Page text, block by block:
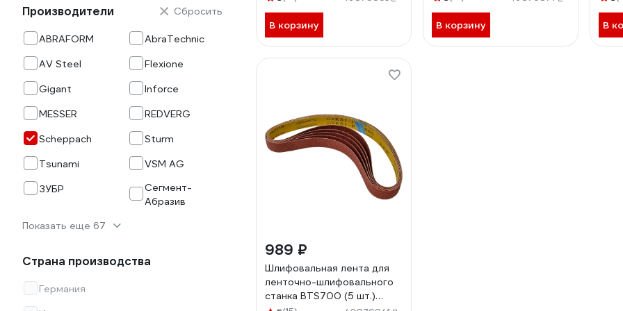
Производители
ABRAFORM
AbraTechnic
AV Steel
Flexione
Gigant
Inforce
MESSER
REDVERG
Scheppach
Sturm
Tsunami
VSM AG
ЗУБР
Сегмент-
Абразив
Показать еще 67
Сбросить
Страна производства
Германия
В корзину В корзину В
989 ₽
Шлифовальная лента для
ленточно-шлифовального
станка BTS700 (5 шт.)